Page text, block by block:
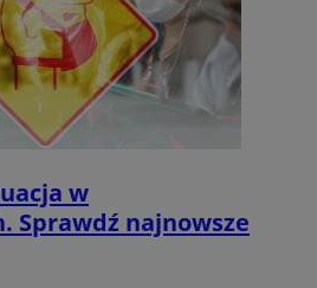
w
Sprawdź najnowsze